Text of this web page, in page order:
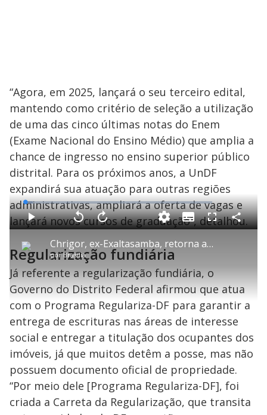
“Agora, em 2025, lançará o seu terceiro edital,
mantendo como critério de seleção a utilização
de uma das cinco últimas notas do Enem
(Exame Nacional do Ensino Médio) que amplia a
chance de ingresso no ensino superior público
distrital. Para os próximos anos, a UnDF
expandirá sua atuação para outras regiões
administrativas, ampliará a oferta de vagas e
lançará novos cursos de graduação”, detalhou.
P
l
a
y
V
Chrigor, ex-Exaltasamba, retorna aos palcos para comemorar aniversário de Brasília
porBrasília
P V
t
a
r
g
u
d
o
A
n
ç
a
0
e
g
n
d
s
u
o
L
o
a
d
e
4
.
2
4
%
S
u
b
i
t
F
l
e
C
o
a
r
Regularização fundiária
Já referente a regularização fundiária, o
Governo do Distrito Federal afirmou que atua
com o Programa Regulariza-DF para garantir a
entrega de escrituras nas áreas de interesse
social e entregar a titulação dos ocupantes dos
imóveis, já que muitos detêm a posse, mas não
possuem documento oficial de propriedade.
“Por meio dele [Programa Regulariza-DF], foi
criada a Carreta da Regularização, que transita